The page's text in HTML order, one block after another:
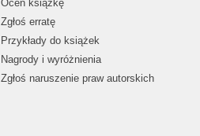
Oceń książkę
Zgłoś erratę
Przykłady do książek
Nagrody i wyróżnienia
Zgłoś naruszenie praw autorskich